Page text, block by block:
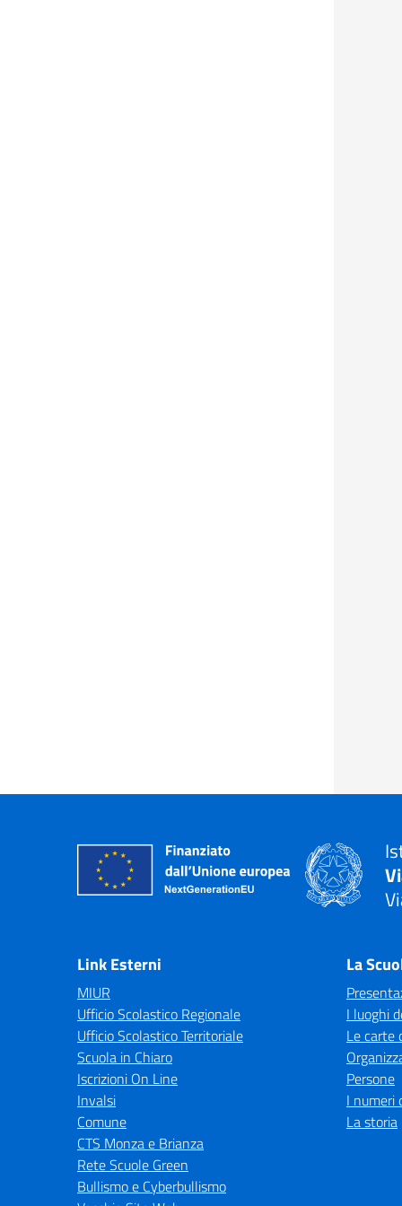
Link Esterni
MIUR
Ufficio Scolastico Regionale
Ufficio Scolastico Territoriale
Scuola in Chiaro
Iscrizioni On Line
Invalsi
Comune
CTS Monza e Brianza
Rete Scuole Green
Bullismo e Cyberbullismo
La
I luoghi
Le carte
Persone
I numeri
La storia